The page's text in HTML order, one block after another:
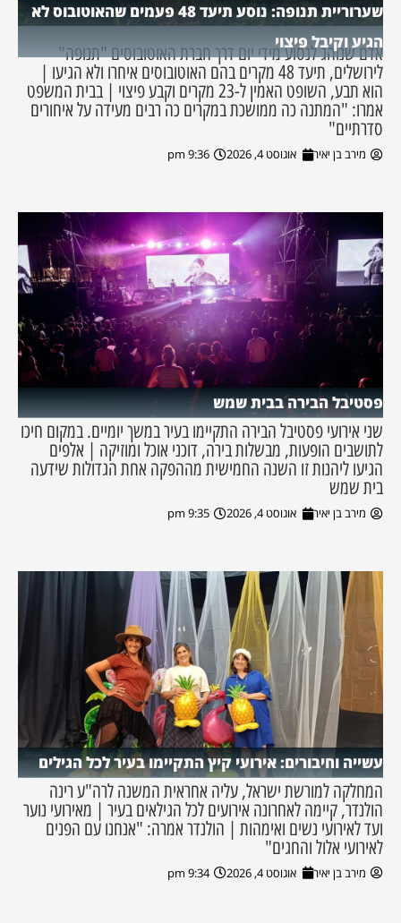
שערוריית תנופה: נוסע תיעד 48 פעמים שהאוטובוס לא
הגיע וקיבל פיצוי
אדם שנוהג לנסוע מידי יום דרך חברת האוטובוסים "תנופה"
לירושלים, תיעד 48 מקרים בהם האוטובוסים איחרו ולא הגיעו |
הוא תבע, השופט האמין ל-23 מקרים וקבע פיצוי | בבית המשפט
אמרו: "המתנה כה ממושכת במקרים כה רבים מעידה על איחורים
סדרתיים"
מירב בן יאיר אוגוסט 4, 2026 9:36 pm
פסטיבל הבירה בבית שמש
שני אירועי פסטיבל הבירה התקיימו בעיר במשך יומיים. במקום חיכו
לתושבים הופעות, מבשלות בירה, דוכני אוכל ומוזיקה | אלפים
הגיעו ליהנות זו השנה החמישית מההפקה אחת הגדולות שידעה
בית שמש
מירב בן יאיר אוגוסט 4, 2026 9:35 pm
עשייה וחיבורים: אירועי קיץ התקיימו בעיר לכל הגילים
המחלקה למורשת ישראל, עליה אחראית המשנה לרה"ע רינה
הולנדר, קיימה לאחרונה אירועים לכל הגילאים בעיר | מאירועי נוער
ועד לאירועי נשים ואימהות | הולנדר אמרה: "אנחנו עם הפנים
לאירועי אלול והחגים"
מירב בן יאיר אוגוסט 4, 2026 9:34 pm